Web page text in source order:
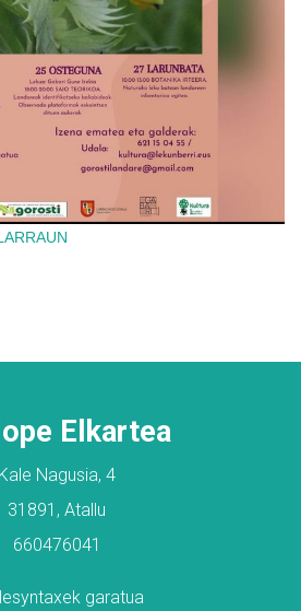
Elkartea
Kale Nagusia, 4
31891, Atallu
660476041
garatua